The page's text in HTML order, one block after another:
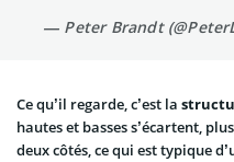
— Peter Brandt
Ce qu’il regarde, c’est la
hautes et basses s’écartent,
deux côtés, ce qui est typique